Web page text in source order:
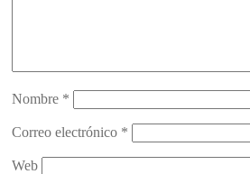
Nombre *
Correo electrónico *
Web